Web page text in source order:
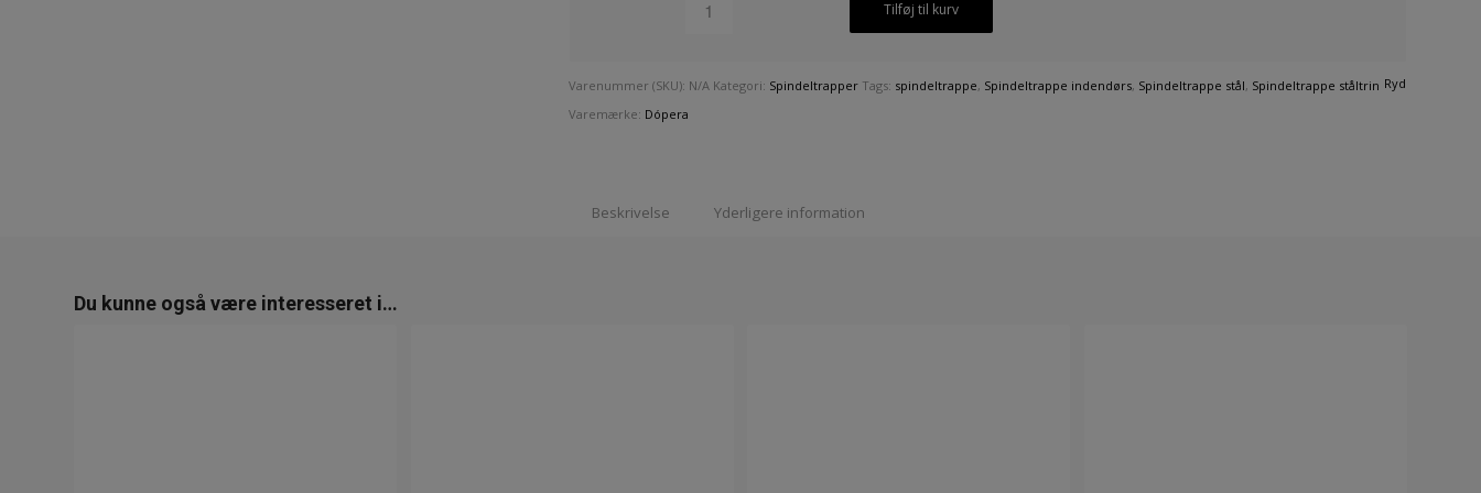
Ryd
Tilføj til kurv
Varenummer (SKU): N/A Kategori: Spindeltrapper Tags: spindeltrappe, Spindeltrappe indendørs, Spindeltrappe stål, Spindeltrappe ståltrin
Varemærke: Dópera
Beskrivelse Yderligere information
Du kunne også være interesseret i…